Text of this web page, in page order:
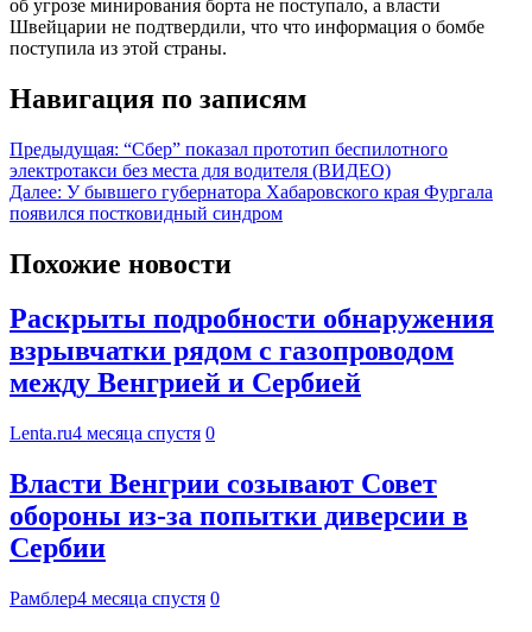
об угрозе минирования борта не поступало, а власти
Швейцарии не подтвердили, что что информация о бомбе
поступила из этой страны.
Навигация по записям
Предыдущая: “Сбер” показал прототип беспилотного
электротакси без места для водителя (ВИДЕО)
Далее: У бывшего губернатора Хабаровского края Фургала
появился постковидный синдром
Похожие новости
Раскрыты подробности обнаружения
взрывчатки рядом с газопроводом
между Венгрией и Сербией
Lenta.ru4 месяца спустя 0
Власти Венгрии созывают Совет
обороны из-за попытки диверсии в
Сербии
Рамблер4 месяца спустя 0